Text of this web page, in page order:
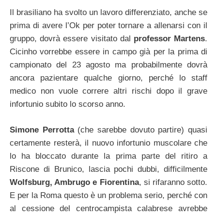
Il brasiliano ha svolto un lavoro differenziato, anche se
prima di avere l’Ok per poter tornare a allenarsi con il
gruppo, dovrà essere visitato dal professor Martens.
Cicinho vorrebbe essere in campo già per la prima di
campionato del 23 agosto ma probabilmente dovrà
ancora pazientare qualche giorno, perché lo staff
medico non vuole correre altri rischi dopo il grave
infortunio subito lo scorso anno.
Simone Perrotta(che sarebbe dovuto partire) quasi
certamente resterà, il nuovo infortunio muscolare che
lo ha bloccato durante la prima parte del ritiro a
Riscone di Brunico, lascia pochi dubbi, difficilmente
Wolfsburg, Ambrugo e Fiorentina, si rifaranno sotto.
E per la Roma questo è un problema serio, perché con
al cessione del centrocampista calabrese avrebbe